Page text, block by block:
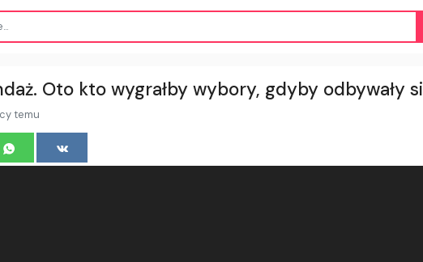
Oto kto wygrałby wybory, gdyby odbywały
temu